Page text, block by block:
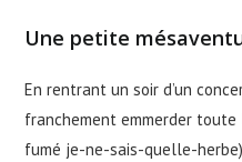
Une petite
En rentrant un soir d’un
franchement emmerder
fumé je-ne-sais-quelle-